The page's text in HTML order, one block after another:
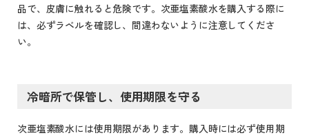
品で、皮膚に触れると危険です。次亜塩素酸水を購入する際に
は、必ずラベルを確認し、間違わないように注意してくださ
い。
冷暗所で保管し、使用期限を守る
次亜塩素酸水には使用期限があります。購入時には必ず使用期